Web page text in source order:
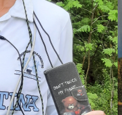
Lamppu
Mikrouuni &
hiustenkuivaaja
Matkapuhelintukiasema
Sähkö- & vesimittari